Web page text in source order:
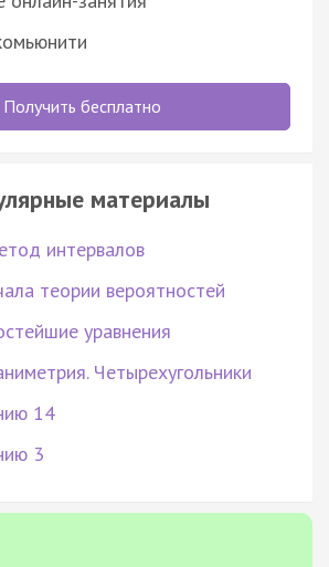
Получить бесплатно
материалы
интервалов
теории вероятностей
уравнения
Четырехугольники
14
3